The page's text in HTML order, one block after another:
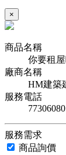
×
商品名稱
你要租
廠商名稱
HM建築
服務電話
77306080
服務需求
商品詢價